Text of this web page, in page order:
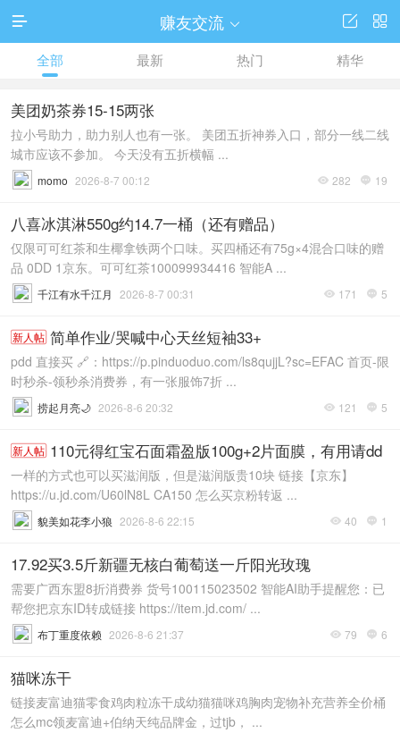
 赚友交流  

全部 最新 热门 精华
美团奶茶券15-15两张
拉小号助力，助力别人也有一张。 美团五折神券入口，部分一线二线
城市应该不参加。 今天没有五折横幅 ...
 282  19
momo 2026-8-7 00:12
八喜冰淇淋550g约14.7一桶（还有赠品）
仅限可可红茶和生椰拿铁两个口味。买四桶还有75g×4混合口味的赠
品 0DD 1京东。可可红茶100099934416 智能A ...
 171  5
千江有水千江月 2026-8-7 00:31
新人帖 简单作业/哭喊中心天丝短袖33+
pdd 直接买 🔗：https://p.pinduoduo.com/ls8qujjL?sc=EFAC 首页-限
时秒杀-领秒杀消费券，有一张服饰7折 ...
 121  5
捞起月亮🌙 2026-8-6 20:32
新人帖 110元得红宝石面霜盈版100g+2片面膜，有用请dd
一样的方式也可以买滋润版，但是滋润版贵10块 链接【京东】
https://u.jd.com/U60lN8L CA150 怎么买京粉转返 ...
 40  1
貌美如花李小狼 2026-8-6 22:15
17.92买3.5斤新疆无核白葡萄送一斤阳光玫瑰
需要广西东盟8折消费券 货号100115023502 智能AI助手提醒您：已
帮您把京东ID转成链接 https://item.jd.com/ ...
 79  6
布丁重度依赖 2026-8-6 21:37
猫咪冻干
链接麦富迪猫零食鸡肉粒冻干成幼猫猫咪鸡胸肉宠物补充营养全价桶
怎么mc领麦富迪+伯纳天纯品牌金，过tjb， ...